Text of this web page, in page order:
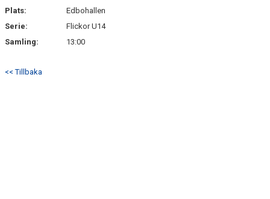
Plats:
Edbohallen
Serie:
Flickor U14
Samling:
13:00
<< Tillbaka